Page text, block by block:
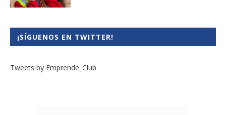
¡SÍGUENOS EN TWITTER!
Tweets by Emprende_Club